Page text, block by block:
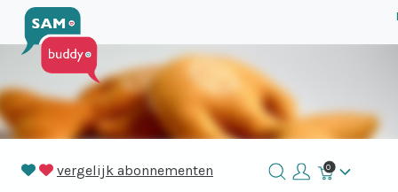
vergelijk abonnementen 0